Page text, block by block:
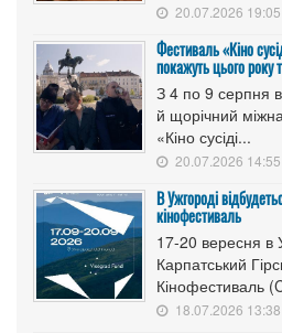
20.07.2026 19:05
Фестиваль «Кіно
покажуть цього року
З 4 по 9 серпня в
й щорічний
«Кіно сусіді...
20.07.2026 14:55
В Ужгороді
кінофестиваль
17-20 вересня в
Карпатський
Кінофестиваль
18.07.2026 13:38